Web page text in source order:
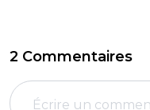
2 Commentaires